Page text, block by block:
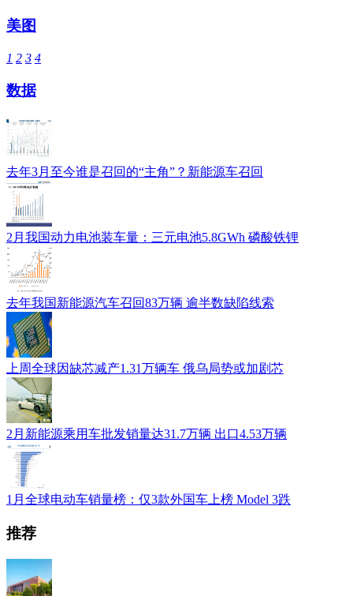
美图
1 2 3 4
数据
去年3月至今谁是召回的“主角”？新能源车召回
2月我国动力电池装车量：三元电池5.8GWh 磷酸铁锂
去年我国新能源汽车召回83万辆 逾半数缺陷线索
上周全球因缺芯减产1.31万辆车 俄乌局势或加剧芯
2月新能源乘用车批发销量达31.7万辆 出口4.53万辆
1月全球电动车销量榜：仅3款外国车上榜 Model 3跌
推荐